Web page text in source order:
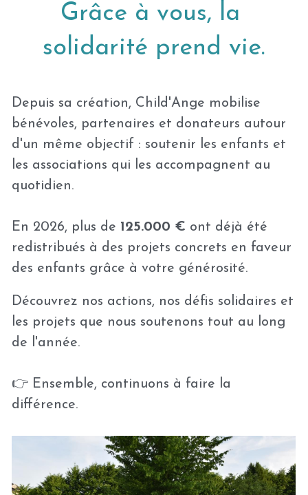
Grâce à vous, la
solidarité prend vie.
Depuis sa création, Child'Ange mobilise
bénévoles, partenaires et donateurs autour
d'un même objectif : soutenir les enfants et
les associations qui les accompagnent au
quotidien.
En 2026, plus de 125.000 € ont déjà été
redistribués à des projets concrets en faveur
des enfants grâce à votre générosité.
Découvrez nos actions, nos défis solidaires et
les projets que nous soutenons tout au long
de l'année.
👉 Ensemble, continuons à faire la
différence.